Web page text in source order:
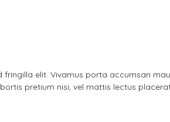
fringilla elit. Vivamus porta accumsan
pretium nisi, vel mattis lectus